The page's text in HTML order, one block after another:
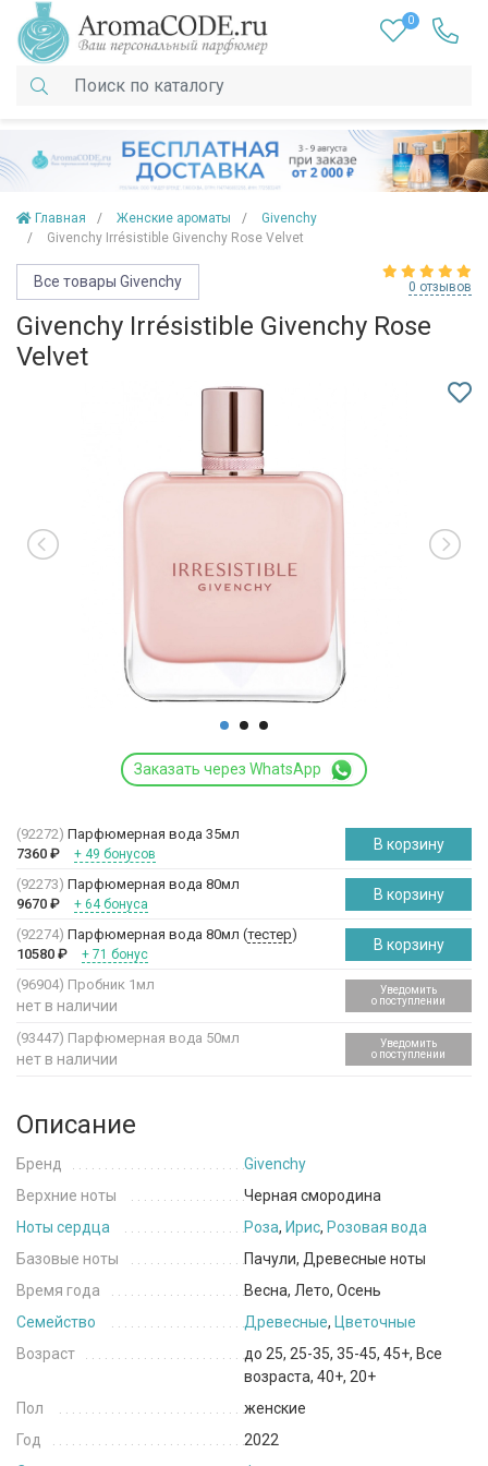
0
Главная Женские ароматы
Givenchy
Givenchy Irrésistible Givenchy Rose Velvet
Все товары Givenchy 0 отзывов
Givenchy Irrésistible Givenchy Rose
Velvet
Заказать через WhatsApp
(92272) Парфюмерная вода 35мл
7360 ₽ + 49 бонусов
В корзину
(92273) Парфюмерная вода 80мл
9670 ₽ + 64 бонуса
В корзину
(92274) Парфюмерная вода 80мл (тестер)
10580 ₽ + 71 бонус
В корзину
(96904) Пробник 1мл
нет в наличии
Уведомить
о поступлении
(93447) Парфюмерная вода 50мл
нет в наличии
Уведомить
о поступлении
Описание
Бренд
Givenchy
Верхние ноты
Черная смородина
Ноты сердца
Роза, Ирис, Розовая вода
Базовые ноты
Пачули, Древесные ноты
Время года
Весна, Лето, Осень
Семейство
Древесные, Цветочные
Возраст
до 25, 25-35, 35-45, 45+, Все
возраста, 40+, 20+
Пол
женские
Год
2022